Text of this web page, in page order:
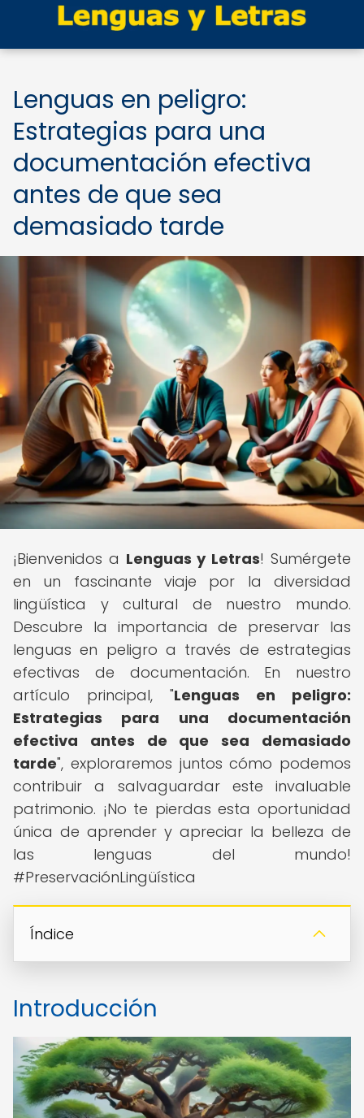
Lenguas en peligro:
Estrategias para una
documentación efectiva
antes de que sea
demasiado tarde
¡Bienvenidos a Lenguas y Letras! Sumérgete
en un fascinante viaje por la diversidad
lingüística y cultural de nuestro mundo.
Descubre la importancia de preservar las
lenguas en peligro a través de estrategias
efectivas de documentación. En nuestro
artículo principal, "Lenguas en peligro:
Estrategias para una documentación
efectiva antes de que sea demasiado
tarde", exploraremos juntos cómo podemos
contribuir a salvaguardar este invaluable
patrimonio. ¡No te pierdas esta oportunidad
única de aprender y apreciar la belleza de
las lenguas del mundo!
#PreservaciónLingüística
Índice
Introducción